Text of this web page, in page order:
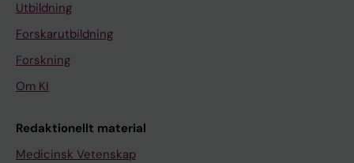
Utbildning
Forskarutbildning
Forskning
Om KI
Redaktionellt material
Medicinsk Vetenskap